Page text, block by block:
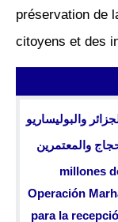
préservation de
citoyens et des
والبوليساريو
والمعتمرين
28
Operación
para la